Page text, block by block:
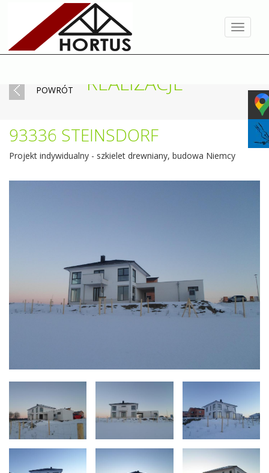
Toggle
POWRÓT REALIZACJE
93336 STEINSDORF
Projekt indywidualny - szkielet drewniany, budowa Niemcy